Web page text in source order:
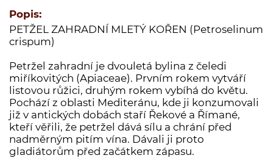
Tekutá koření a dochucovadla
Marinády a pasty
Potravinové přípravky
Bělka
Dárkové dřevěné kazety s kořením
Dárkové krabičky a rukávy s kořením
Prázdné dózy a kořenky na koření
Popis:
PETŽEL ZAHRADNÍ MLETÝ KOŘEN (Petroselinum
crispum)
Petržel zahradní je dvouletá bylina z čeledi
miříkovitých (Apiaceae). Prvním rokem vytváří
listovou růžici, druhým rokem vybíhá do květu.
Pochází z oblasti Mediteránu, kde ji konzumovali
již v antických dobách staří Řekové a Římané,
kteří věřili, že petržel dává sílu a chrání před
nadměrným pitím vína. Dávali ji proto
gladiátorům před začátkem zápasu.